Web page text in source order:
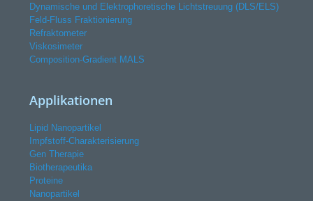
Dynamische und Elektrophoretische Lichtstreuung (DLS/ELS)
Feld-Fluss Fraktionierung
Refraktometer
Viskosimeter
Composition-Gradient MALS
Applikationen
Lipid Nanopartikel
Impfstoff-Charakterisierung
Gen Therapie
Biotherapeutika
Proteine
Nanopartikel